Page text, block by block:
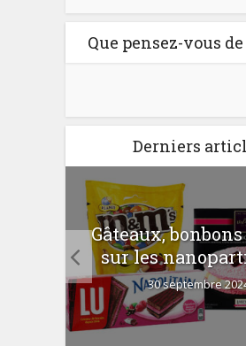
Que pensez-vous
Derniers
Gâteaux,
sur les
30 septembre